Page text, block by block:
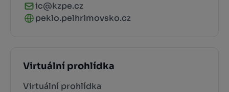
ic@kzpe.cz
peklo.pelhrimovsko.cz
Virtuální prohlídka
Virtuální prohlídka